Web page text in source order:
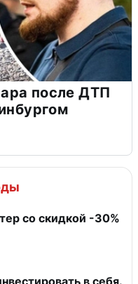
после ДТП
со скидкой -30%
в себя.